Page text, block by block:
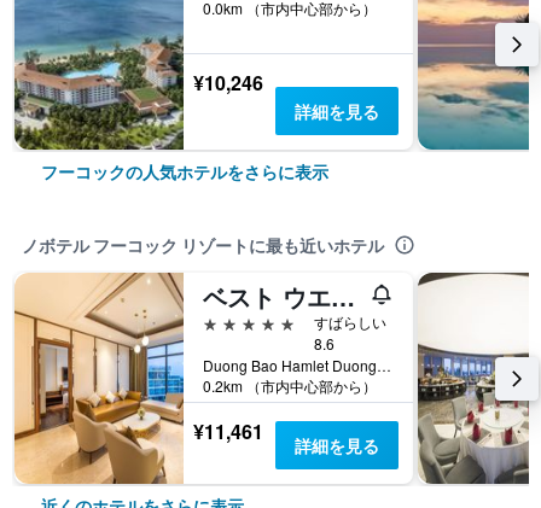
0.0km （市内中心部から）
¥10,246
詳細を見る
フーコックの人気ホテルをさらに表示
ノボテル フーコック リゾートに最も近いホテル
ベスト ウエスタン プレミア ソナセア フーコック
5つ星
すばらしい
8.6
Duong Bao Hamlet Duong To Commune, Ward 5, フーコック, ベトナム
0.2km （市内中心部から）
¥11,461 詳細を見る